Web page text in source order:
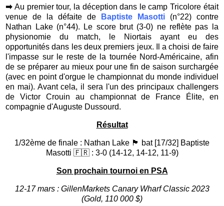
➡ Au premier tour, la déception dans le camp Tricolore était
venue de la défaite de
Baptiste Masotti (n°22) contre
Nathan Lake (n°44). Le score brut (3-0) ne reflète pas la
physionomie du match, le Niortais ayant eu des
opportunités dans les deux premiers jeux. Il a choisi de faire
l'impasse sur le reste de la tournée Nord-Américaine, afin
de se préparer au mieux pour une fin de saison surchargée
(avec en point d'orgue le championnat du monde individuel
en mai). Avant cela, il sera l'un des principaux challengers
de Victor Crouin au championnat de France Élite, en
compagnie d'Auguste Dussourd.
Résultat
1/32ème de finale : Nathan Lake 🏴󠁧󠁢󠁥󠁮󠁧󠁿 bat [17/32] Baptiste
Masotti 🇫🇷 : 3-0 (14-12, 14-12, 11-9)
Son prochain tournoi en PSA
12-17 mars : GillenMarkets Canary Wharf Classic 2023
(Gold, 110 000 $)